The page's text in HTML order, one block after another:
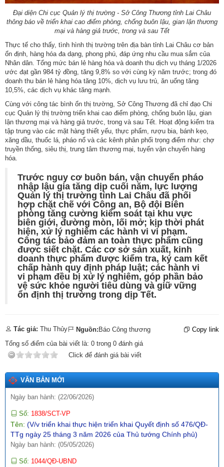
Đại diện Chi cục Quản lý thị trường - Sở Công Thương tỉnh Lai Châu
thông báo về triển khai cao điểm phòng, chống buôn lậu, gian lận thương
mại và hàng giả trước, trong và sau Tết
Thực tế cho thấy, tình hình thị trường trên địa bàn tỉnh Lai Châu cơ bản
ổn định, hàng hóa đa dạng, phong phú, đáp ứng nhu cầu mua sắm của
Nhân dân. Tổng mức bán lẻ hàng hóa và doanh thu dịch vụ tháng 1/2026
ước đạt gần 984 tỷ đồng, tăng 9,8% so với cùng kỳ năm trước; trong đó
doanh thu bán lẻ hàng hóa tăng 10%, dịch vụ lưu trú, ăn uống tăng
10,5%, các dịch vụ khác tăng mạnh.
Cùng với công tác bình ổn thị trường, Sở Công Thương đã chỉ đạo Chi
cục Quản lý thị trường triển khai cao điểm phòng, chống buôn lậu, gian
lận thương mại và hàng giả trước, trong và sau Tết. Hoạt động kiểm tra
tập trung vào các mặt hàng thiết yếu, thực phẩm, rượu bia, bánh kẹo,
xăng dầu, thuốc lá, pháo nổ và các kênh phân phối trọng điểm như: chợ
truyền thống, siêu thị, trung tâm thương mại, tuyến vận chuyển hàng
hóa.
Trước nguy cơ buôn bán, vận chuyển pháo
nhập lậu gia tăng dịp cuối năm, lực lượng
Quản lý thị trường tỉnh Lai Châu đã phối
hợp chặt chẽ với Công an, Bộ đội Biên
phòng tăng cường kiểm soát tại khu vực
biên giới, đường mòn, lối mở; kịp thời phát
hiện, xử lý nghiêm các hành vi vi phạm.
Công tác bảo đảm an toàn thực phẩm cũng
được siết chặt. Các cơ sở sản xuất, kinh
doanh thực phẩm được kiểm tra, ký cam kết
chấp hành quy định pháp luật; các hành vi
vi phạm đều bị xử lý nghiêm, góp phần bảo
vệ sức khỏe người tiêu dùng và giữ vững
ổn định thị trường trong dịp Tết.
Tác giả: Thu Thủy Nguồn:Báo Công thương
Copy link
Tổng số điểm của bài viết là: 0 trong 0 đánh giá
Click để đánh giá bài viết
VĂN BẢN MỚI
Số: 1792/KH-SCT
Tên:(Kế hoạch thực hiện Nghị quyết số 57-NQ/TW, ngày
22/12/2024 của Bộ Chính trị về đột phá phát triển khoa học,
công nghệ, đổi mới sáng tạo và chuyển đổi số quốc gia năm
Ngày ban hành: (09/05/2026)
Số:3092/SCT-QLTM
Tên:(Tuyên truyền, phổ biến thông tin Sổ tay hướng dẫn thực
thi, hỏi đáp các quy định SPS trong xuất khẩu nông - lâm - thủy
sản vào thị trường EU)
Ngày ban hành: (12/07/2026)
Số:1771/SCT-VP
Tên:(V/v triển khai thực hiện Thông báo số 01-TB/CQTTBCĐ
ngày 16/4/2026 của Cơ quan thường trực BCĐ nghị quyết số
57-NQ/TW)
Ngày ban hành: (09/05/2026)
hành Luật Trí tuệ nhân tạo)
Ngày ban hành: (19/05/2026)
Số:4869/KH-UBND
địa bàn tỉnh Lai Châu)
Ngày ban hành: (22/06/2026)
Tên:(V/v triển khai thực hiện triển khai Quyết định số 476/QĐ-
TTg ngày 25 tháng 3 năm 2026 của Thủ tướng Chính phủ)
Ngày ban hành: (05/05/2026)
Tên:(Quyết định ban hành Khung kiến trúc dữ liệu, Khung quản